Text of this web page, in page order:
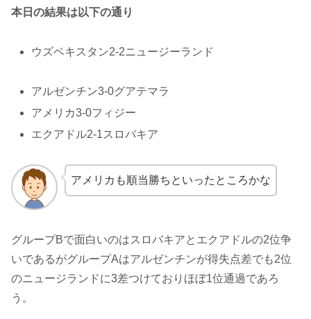
本日の結果は以下の通り
ウズベキスタン2-2ニュージーランド
アルゼンチン3-0グアテマラ
アメリカ3-0フィジー
エクアドル2-1スロバキア
アメリカも順当勝ちといったところかな
グループBで面白いのはスロバキアとエクアドルの2位争
いであるがグループAはアルゼンチンが得失点差でも2位
のニュージランドに3差つけておりほぼ1位通過であろ
う。